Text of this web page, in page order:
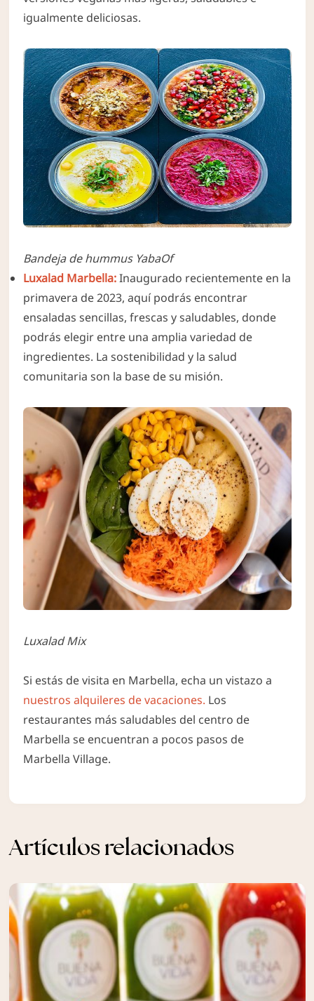
igualmente deliciosas.
Bandeja de hummus YabaOf
Luxalad Marbella:Inaugurado recientemente en la
primavera de 2023, aquí podrás encontrar
ensaladas sencillas, frescas y saludables, donde
podrás elegir entre una amplia variedad de
ingredientes. La sostenibilidad y la salud
comunitaria son la base de su misión.
Luxalad Mix
Si estás de visita en Marbella, echa un vistazo a
nuestros alquileres de vacaciones. Los
restaurantes más saludables del centro de
Marbella se encuentran a pocos pasos de
Marbella Village.
Artículos relacionados